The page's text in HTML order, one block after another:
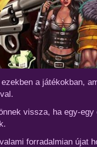
a játékokban,
vissza, ha egy-egy
forradalmian újat